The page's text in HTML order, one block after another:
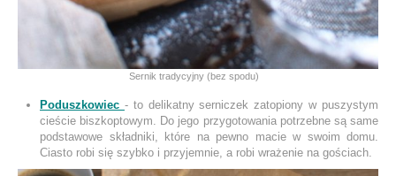
Sernik tradycyjny (bez spodu)
Poduszkowiec - to delikatny serniczek zatopiony w puszystym
cieście biszkoptowym. Do jego przygotowania potrzebne są same
podstawowe składniki, które na pewno macie w swoim domu.
Ciasto robi się szybko i przyjemnie, a robi wrażenie na gościach.